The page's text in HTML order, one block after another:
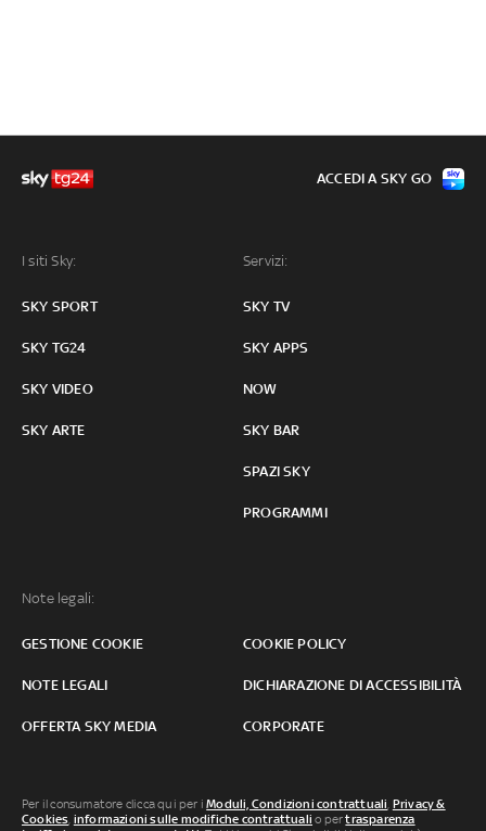
I siti Sky:
SKY SPORT
SKY TG24
SKY VIDEO
SKY ARTE
Servizi:
SKY TV
SKY APPS
NOW
SKY BAR
SPAZI SKY
PROGRAMMI
Note legali:
GESTIONE COOKIE COOKIE POLICY
NOTE LEGALI DICHIARAZIONE DI ACCESSIBILITÀ
OFFERTA SKY MEDIA CORPORATE
ACCEDI A SKY GO
Per il consumatore clicca qui per iModuli, Condizioni contrattuali, Privacy &
Cookies, informazioni sulle modifiche contrattuali o pertrasparenza